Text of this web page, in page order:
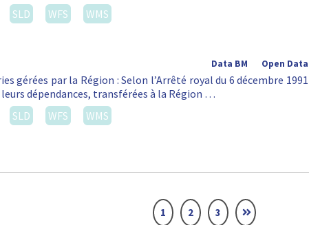
SLD WFS WMS
Open Data
Data BM
gérées par la Région : Selon l’Arrêté royal du 6 décembre 1991
dépendances, transférées à la Région …
SLD WFS WMS
1 2 3